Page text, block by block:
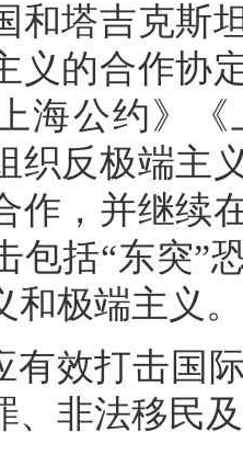
和塔吉克斯
义的合作协
海公约》
织反极端主
作，并继续
包括“东突”
和极端主义。
有效打击国
、非法移民